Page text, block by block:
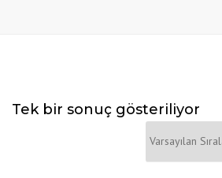
Tek bir sonuç gösteriliyor